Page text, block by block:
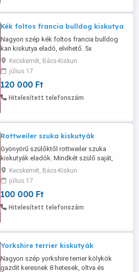
Kék foltos francia bulldog kiskutya
Nagyon szép kék foltos francia bulldog
kan kiskutya eladó, elvihető. 5x
féregtelenítve, 3 oltása van. Szemei
pirosak!!! Mindkét szülő saját,
megtekinthetőek. 20 éves tenyésztési
tapasztalattal! Minőségi tápon és húson
cseperedik.
Kecskemét, Bács-Kiskun
július 17
120 000 Ft
Hitelesített telefonszám
Rottweiler szuka kiskutyák
Gyönyörű szülőktől rottweiler szuka
kiskutyák eladók. Mindkét szülő saját,
helyszínen megtekinthetők.Ezek nem a
disznóólban tartott kutyák! Rengeteg
referencia kiskutyát tudok mutatni,
felnőttként is! Utolsó 2 képen a kicsik
apja és nagyapja látható, apai ágon. Ár
Kecskemét, Bács-Kiskun
július 17
100 000 Ft
Hitelesített telefonszám
Yorkshire terrier kiskutyák
Nagyon szép yorkshire terrier kölykök
gazdit keresnek 8 hetesek, oltva és